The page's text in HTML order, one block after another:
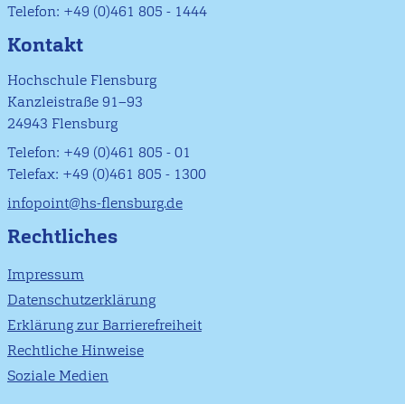
Telefon: +49 (0)461 805 - 1444
Kontakt
Hochschule Flensburg
Kanzleistraße 91–93
24943 Flensburg
Telefon: +49 (0)461 805 - 01
Telefax: +49 (0)461 805 - 1300
infopoint@hs-flensburg.de
Rechtliches
Impressum
Datenschutzerklärung
Erklärung zur Barrierefreiheit
Rechtliche Hinweise
Soziale Medien